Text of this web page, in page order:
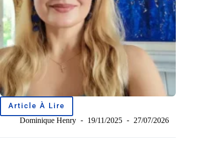
Article À Lire
Dominique Henry 19/11/2025 27/07/2026